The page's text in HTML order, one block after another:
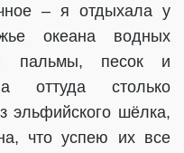
– я отдыхала у
океана водных
пальмы, песок и
оттуда столько
эльфийского шёлка,
что успею их все